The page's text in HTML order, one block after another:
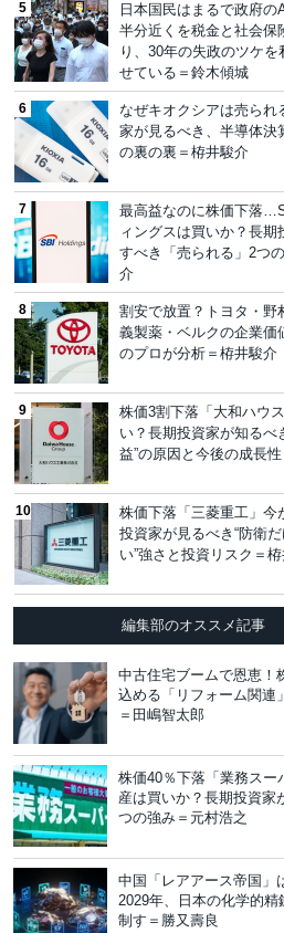
日本国民はまるで政府の
半分近くを税金と社会保
り、30年の失政のツケを
せている＝鈴木傾城
なぜキオクシアは売られ
家が見るべき、半導体決
の裏の裏＝栫井駿介
最高益なのに株価下落
ィングスは買いか？長期
すべき「売られる」2つ
介
割安で放置？トヨタ・野
義製薬・ベルクの企業価
のプロが分析＝栫井駿介
株価3割下落「大和ハウ
い？長期投資家が知るべ
益”の原因と今後の成長
株価下落「三菱重工」今
投資家が見るべき“防衛
い”強さと投資リスク＝
編集部のオススメ記事
中古住宅ブームで恩恵！
込める「リフォーム関連
＝田嶋智太郎
株価40％下落「業務スー
産は買いか？長期投資家
つの強み＝元村浩之
中国「レアアース帝国」
2029年、日本の化学的精
制す＝勝又壽良